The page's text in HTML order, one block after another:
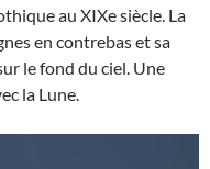
au XIXe siècle. La
en contrebas et sa
le fond du ciel. Une
la Lune.